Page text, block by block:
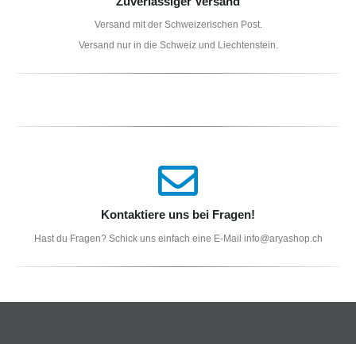
Versand mit der Schweizerischen Post.
Versand nur in die Schweiz und Liechtenstein.
Kontaktiere uns bei Fragen!
Hast du Fragen? Schick uns einfach eine E-Mail info@aryashop.ch